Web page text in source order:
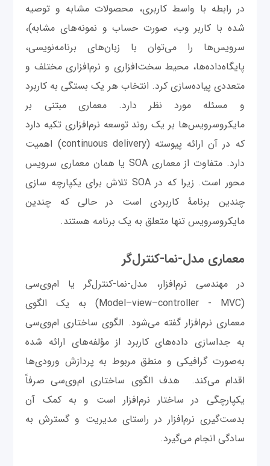
در رابطه با واسط کاربری، محصولات مشابه و توصیه
شده با کاربر وب، صورت حساب و نمونه‌های مشابه)،
سرویس‌ها را می‌توان با زبان‌های برنامه‌نویسی،
پایگاه‌داده‌ها، محیط سخت‌افزاری و نرم‌افزاری مختلف و
متعددی پیاده‌سازی کرد. انتخاب هر یک بستگی به کاربرد
و مسئله مورد نظر دارد. معماری مبتنی بر
مایکروسرویس‌ها بر یک روند توسعه نرم‌افزاری تکیه دارد
که در آن ارائه پیوسته (continuous delivery) اهمیت
دارد. متفاوت از معماری SOA یا همان معماری سرویس
محور است. زیرا که در SOA تلاش برای یکپارچه سازی
چندین برنامهٔ کاربردی است در حالی که چندین
مایکروسرویس تنها متعلق به یک برنامه هستند.
معماری مدل-نما-کنترل‌گر
در مهندسی نرم‌افزار، مدل-نما-کنترل‌گر یا ام‌وی‌سی
(Model–view–controller - MVC) به یک الگوی
معماری نرم‌افزار گفته می‌شود. الگوی ساختاری ام‌وی‌سی
به جداسازی داده‌های کاربرد از مؤلفه‌های ارائه شده
به‌صورت گرافیکی و منطق مربوط به پردازش ورودی‌ها
اقدام می‌کند. هدف الگوی ساختاری ام‌وی‌سی صرفاً
یکپارچگی در ساختار نرم‌افزار است و به کمک آن
بدست‌گیری نرم‌افزار در راستای مدیریت و گسترش به
سادگی انجام می‌گیرد.